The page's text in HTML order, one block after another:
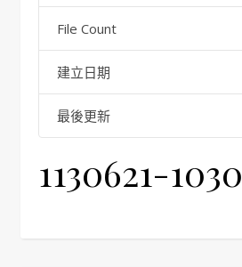
File Count
建立日期
最後更新
1130621-1030